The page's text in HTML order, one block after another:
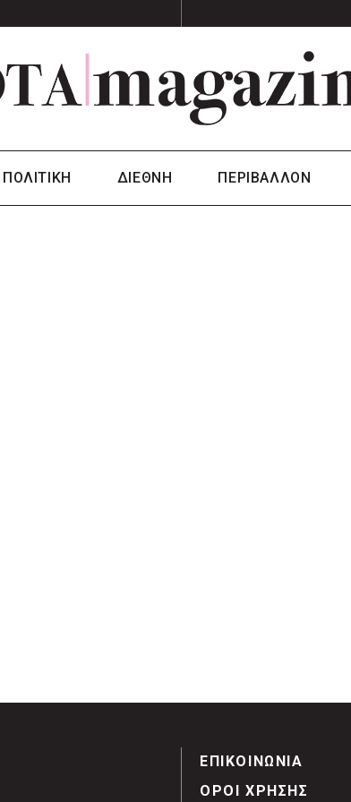
ΠΟΛΙΤΙΚΗ ΔΙΕΘΝΗ ΠΕΡΙΒΑΛΛΟΝ
ΕΠΙΚΟΙΝΩΝΙΑ
ΟΡΟΙ ΧΡΗΣΗΣ